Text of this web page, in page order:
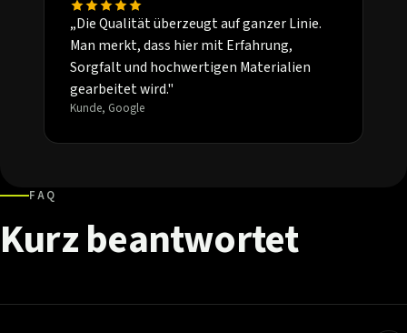
„Die Qualität überzeugt auf ganzer Linie.
Man merkt, dass hier mit Erfahrung,
Sorgfalt und hochwertigen Materialien
gearbeitet wird."
Kunde, Google
FAQ
Kurzbeantwortet